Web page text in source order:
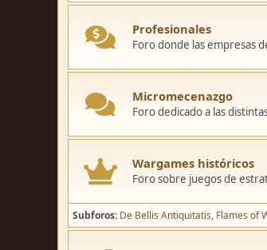
Profesionales
Foro donde las empresas
Micromecenazgo
Foro dedicado a las
Wargames históricos
Foro sobre juegos de
Subforos De Bellis Antiquitatis Flames of